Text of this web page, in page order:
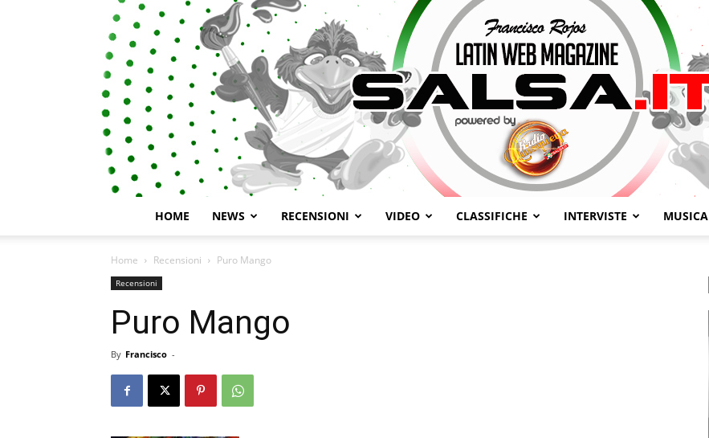
HOME NEWS RECENSIONI VIDEO CLASSIFICHE INTERVISTE MUSICA
Home Recensioni Puro Mango
Recensioni
Puro Mango
By Francisco -